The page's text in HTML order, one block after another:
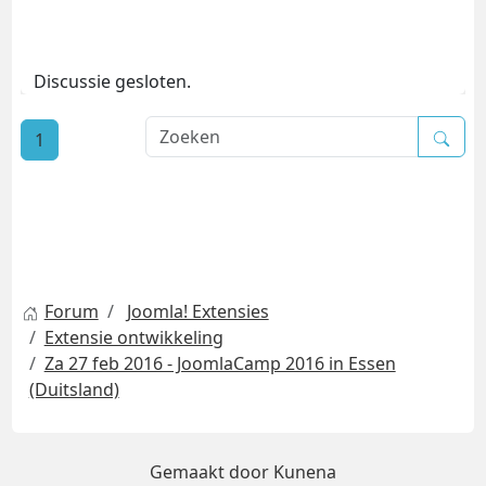
Discussie gesloten.
1
Forum
Joomla! Extensies
Extensie ontwikkeling
Za 27 feb 2016 - JoomlaCamp 2016 in Essen
(Duitsland)
Gemaakt door Kunena